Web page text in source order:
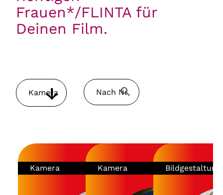
Frauen*/FLINTA für
Deinen Film.
Kamera
Kamera Kamera